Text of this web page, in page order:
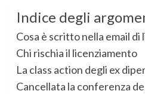
Indice degli
Cosa è scritto nella email
Chi rischia il licenziamento
La class action degli ex
Cancellata la conferenza